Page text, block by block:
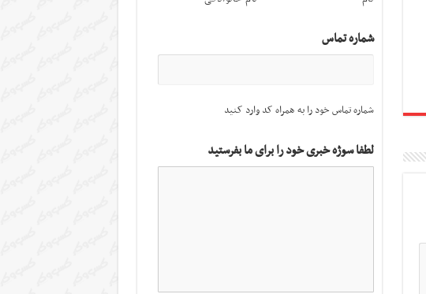
شماره تماس
شماره تماس خود را به همراه کد وارد کنید
لطفا سوژه خبری خود را برای ما بفرستید